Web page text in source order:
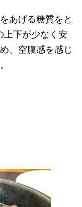
あげる糖質をと
上下が少なく安
、空腹感を感じ